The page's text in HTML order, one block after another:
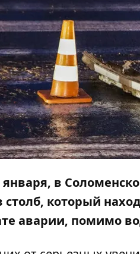
января, в
столб, который
аварии, помимо